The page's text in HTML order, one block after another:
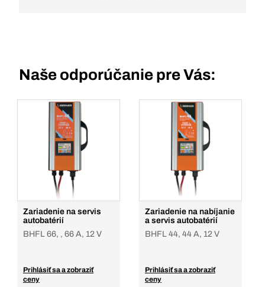
Naše odporúčanie pre Vás:
Zariadenie na servis
autobatérií
BHFL 66, , 66 A, 12 V
Prihlásiť sa a zobraziť
ceny
Zariadenie na nabíjanie
a servis autobatérií
BHFL 44, 44 A, 12 V
Prihlásiť sa a zobraziť
ceny